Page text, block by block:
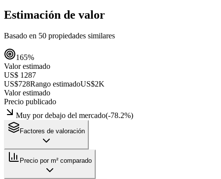
Estimación de valor
Basado en 50 propiedades similares
165%
Valor estimado
US$ 1287
US$728Rango estimadoUS$2K
Valor estimado
Precio publicado
Muy por debajo del mercado(-78.2%)
Factores de valoración
Precio por m² comparado